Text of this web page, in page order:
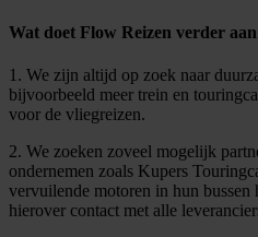
Wat doet Flow Reizen verder
1. We zijn altijd op zoek naar
bijvoorbeeld meer trein en
voor de vliegreizen.
2. We zoeken zoveel mogelijk
ondernemen zoals Kupers
vervuilende motoren in hun bussen
hierover contact met alle